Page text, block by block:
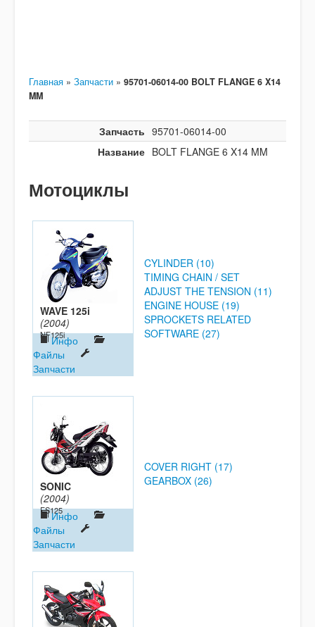
Главная » Запчасти » 95701-06014-00 BOLT FLANGE 6 X14
MM
Запчасть 95701-06014-00
Название BOLT FLANGE 6 X14 MM
Мотоциклы
WAVE 125i
(2004)
NF125iИнфо
Файлы
Запчасти
CYLINDER (10)
TIMING CHAIN / SET
ADJUST THE TENSION (11)
ENGINE HOUSE (19)
SPROCKETS RELATED
SOFTWARE (27)
SONIC
(2004)
FS125Инфо
Файлы
Запчасти
COVER RIGHT (17)
GEARBOX (26)